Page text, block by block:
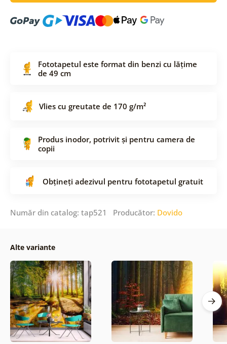
Fototapetul este format din benzi cu lățime
de 49 cm
Vlies cu greutate de 170 g/m²
Produs inodor, potrivit și pentru camera de
copii
Obțineți adezivul pentru fototapetul gratuit
Număr din catalog: tap521 Producător: Dovido
Alte variante